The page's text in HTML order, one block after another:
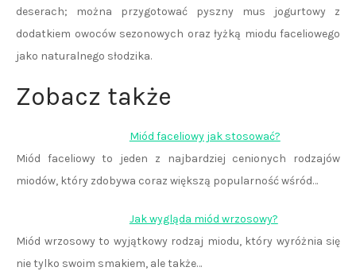
deserach; można przygotować pyszny mus jogurtowy z
dodatkiem owoców sezonowych oraz łyżką miodu faceliowego
jako naturalnego słodzika.
Zobacz także
Miód faceliowy jak stosować?
Miód faceliowy to jeden z najbardziej cenionych rodzajów
miodów, który zdobywa coraz większą popularność wśród…
Jak wygląda miód wrzosowy?
Miód wrzosowy to wyjątkowy rodzaj miodu, który wyróżnia się
nie tylko swoim smakiem, ale także…